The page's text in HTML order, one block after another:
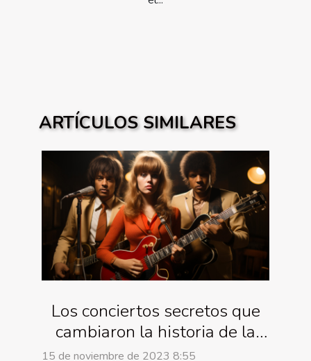
ARTÍCULOS SIMILARES
Los conciertos secretos que
cambiaron la historia de la
música
15 de noviembre de 2023 8:55